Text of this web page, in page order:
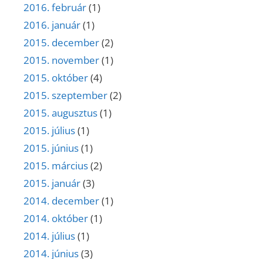
2016. február(1)
2016. január(1)
2015. december(2)
2015. november(1)
2015. október(4)
2015. szeptember(2)
2015. augusztus(1)
2015. július(1)
2015. június(1)
2015. március(2)
2015. január(3)
2014. december(1)
2014. október(1)
2014. július(1)
2014. június(3)